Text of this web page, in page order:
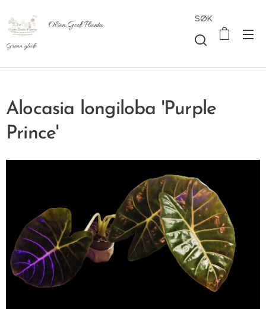
Olsen Godt Planta
Grønn glede
SØK
Alocasia longiloba 'Purple
Prince'